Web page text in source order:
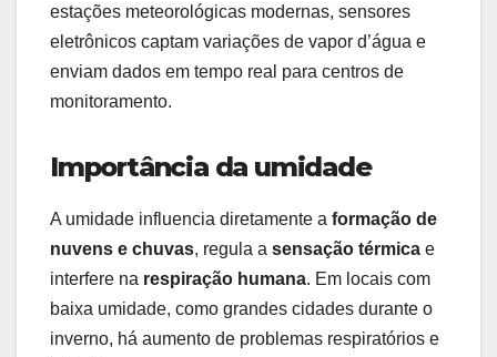
estações meteorológicas modernas, sensores
eletrônicos captam variações de vapor d’água e
enviam dados em tempo real para centros de
monitoramento.
Importância da umidade
A umidade influencia diretamente a formação de
nuvens e chuvas, regula a sensação térmica e
interfere na respiração humana. Em locais com
baixa umidade, como grandes cidades durante o
inverno, há aumento de problemas respiratórios e